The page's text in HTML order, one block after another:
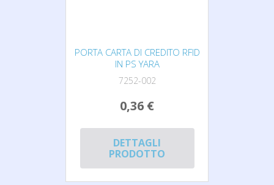
PORTA CARTA DI CREDITO RFID
IN PS YARA
7252-002
0,36 €
DETTAGLI
PRODOTTO